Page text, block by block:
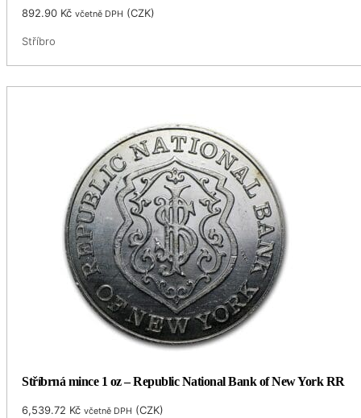
892.90 Kč včetně DPH (CZK)
Stříbro
Stříbrná mince 1 oz – Republic National Bank of New York RR
6,539.72 Kč včetně DPH (CZK)